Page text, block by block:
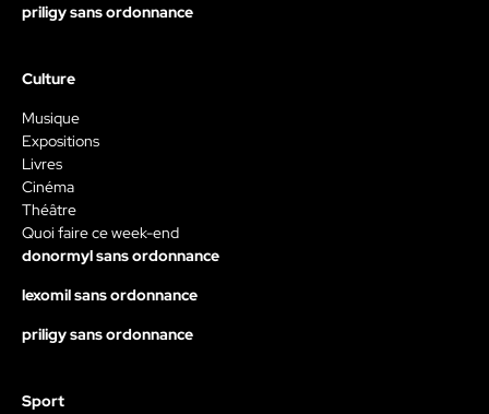
priligy sans ordonnance
Culture
Musique
Expositions
Livres
Cinéma
Théâtre
Quoi faire ce week-end
donormyl sans ordonnance
lexomil sans ordonnance
priligy sans ordonnance
Sport